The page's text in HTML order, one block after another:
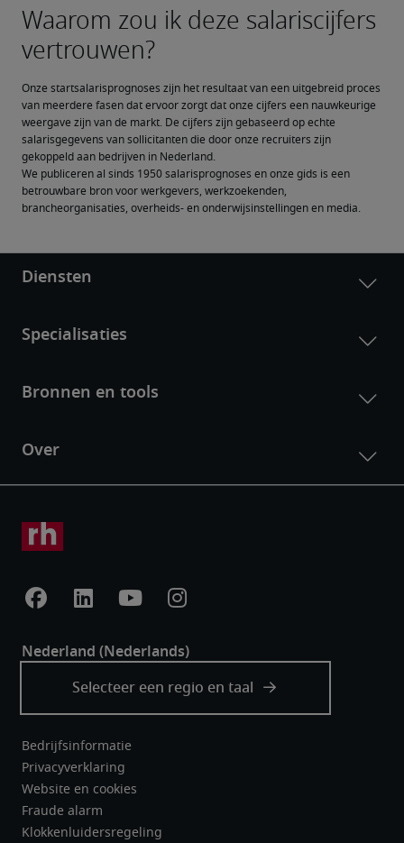
Onze startsalarisprognoses zijn het resultaat van een uitgebreid proces
van meerdere fasen dat ervoor zorgt dat onze cijfers een nauwkeurige
weergave zijn van de markt. De cijfers zijn gebaseerd op echte
salarisgegevens van sollicitanten die door onze recruiters zijn
gekoppeld aan bedrijven in Nederland.
We publiceren al sinds 1950 salarisprognoses en onze gids is een
betrouwbare bron voor werkgevers, werkzoekenden,
brancheorganisaties, overheids- en onderwijsinstellingen en media.
Bedrijfsinformatie
Privacyverklaring
Website en cookies
Fraude alarm
Klokkenluidersregeling